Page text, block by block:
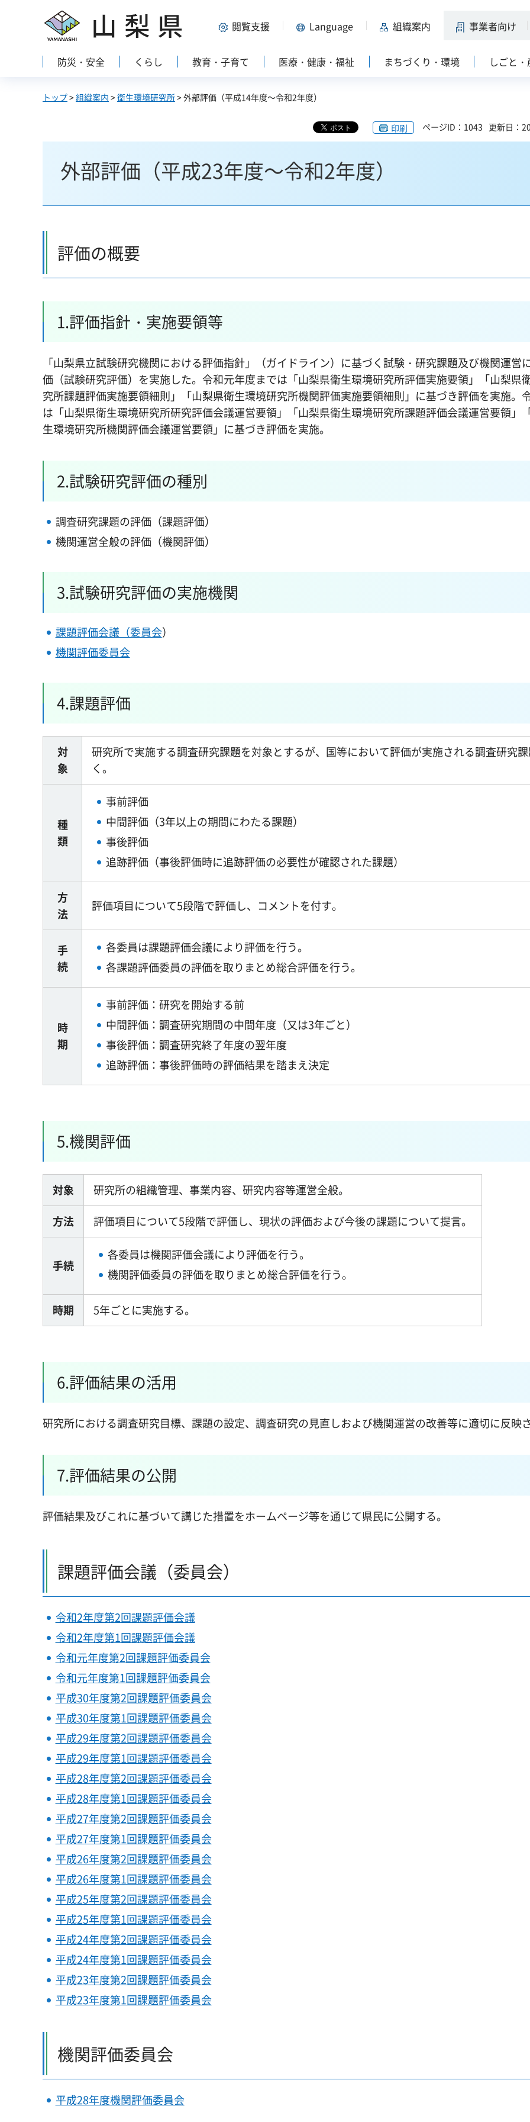
山梨県 閲覧支援 Language 組織案内 事業者向け
防災・安全 くらし 教育・子育て 医療・健康・福祉 まちづくり・環境 しごと
トップ>組織案内 >衛生環境研究所> 外部評価（平成14年度～令和2年度）
印刷 ページID：1043 更新日：
外部評価（平成23年度～令和2年度）
評価の概要
1.評価指針・実施要領等
「山梨県立試験研究機関における評価指針」（ガイドライン）に基づく試験・研究課題及び機関運営
価（試験研究評価）を実施した。令和元年度までは「山梨県衛生環境研究所評価実施要領」「山梨県
究所課題評価実施要領細則」「山梨県衛生環境研究所機関評価実施要領細則」に基づき評価を実施。
は「山梨県衛生環境研究所研究評価会議運営要領」「山梨県衛生環境研究所課題評価会議運営要領」
生環境研究所機関評価会議運営要領」に基づき評価を実施。
2.試験研究評価の種別
調査研究課題の評価（課題評価）
機関運営全般の評価（機関評価）
3.試験研究評価の実施機関
課題評価会議（委員会）
機関評価委員会
4.課題評価
対
象
研究所で実施する調査研究課題を対象とするが、国等において評価が実施される調査研究
く。
種
類
事前評価
中間評価（3年以上の期間にわたる課題）
事後評価
追跡評価（事後評価時に追跡評価の必要性が確認された課題）
方
法
評価項目について5段階で評価し、コメントを付す。
手
続
各委員は課題評価会議により評価を行う。
各課題評価委員の評価を取りまとめ総合評価を行う。
時
期
事前評価：研究を開始する前
中間評価：調査研究期間の中間年度（又は3年ごと）
事後評価：調査研究終了年度の翌年度
追跡評価：事後評価時の評価結果を踏まえ決定
5.機関評価
対象
研究所の組織管理、事業内容、研究内容等運営全般。
方法
評価項目について5段階で評価し、現状の評価および今後の課題について提言。
手続
各委員は機関評価会議により評価を行う。
機関評価委員の評価を取りまとめ総合評価を行う。
時期 5年ごとに実施する。
6.評価結果の活用
研究所における調査研究目標、課題の設定、調査研究の見直しおよび機関運営の改善等に適切に反映
7.評価結果の公開
評価結果及びこれに基づいて講じた措置をホームページ等を通じて県民に公開する。
課題評価会議（委員会）
令和2年度第2回課題評価会議
令和2年度第1回課題評価会議
令和元年度第2回課題評価委員会
令和元年度第1回課題評価委員会
平成30年度第2回課題評価委員会
平成30年度第1回課題評価委員会
平成29年度第2回課題評価委員会
平成29年度第1回課題評価委員会
平成28年度第2回課題評価委員会
平成28年度第1回課題評価委員会
平成27年度第2回課題評価委員会
平成27年度第1回課題評価委員会
平成26年度第2回課題評価委員会
平成26年度第1回課題評価委員会
平成25年度第2回課題評価委員会
平成25年度第1回課題評価委員会
平成24年度第2回課題評価委員会
平成24年度第1回課題評価委員会
平成23年度第2回課題評価委員会
平成23年度第1回課題評価委員会
機関評価委員会
平成28年度機関評価委員会